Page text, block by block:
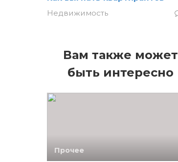
Недвижимость
Вам также может
быть интересно
Прочее